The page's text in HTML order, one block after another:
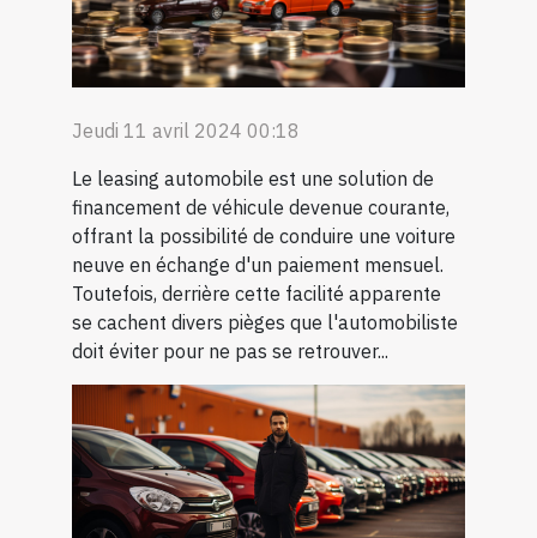
Jeudi 11 avril 2024 00:18
Le leasing automobile est une solution de
financement de véhicule devenue courante,
offrant la possibilité de conduire une voiture
neuve en échange d'un paiement mensuel.
Toutefois, derrière cette facilité apparente
se cachent divers pièges que l'automobiliste
doit éviter pour ne pas se retrouver...